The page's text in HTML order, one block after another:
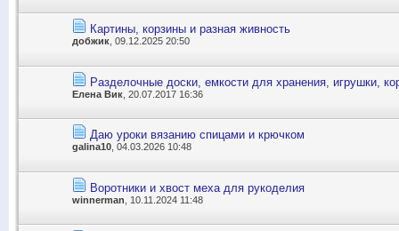
Картины, корзины и разная живность
добжик , 09.12.2025 20:50
Разделочные доски, емкости для хранения, игрушки,
Елена Вик , 20.07.2017 16:36
Даю уроки вязанию спицами и крючком
galina10 , 04.03.2026 10:48
Воротники и хвост меха для рукоделия
winnerman , 10.11.2024 11:48